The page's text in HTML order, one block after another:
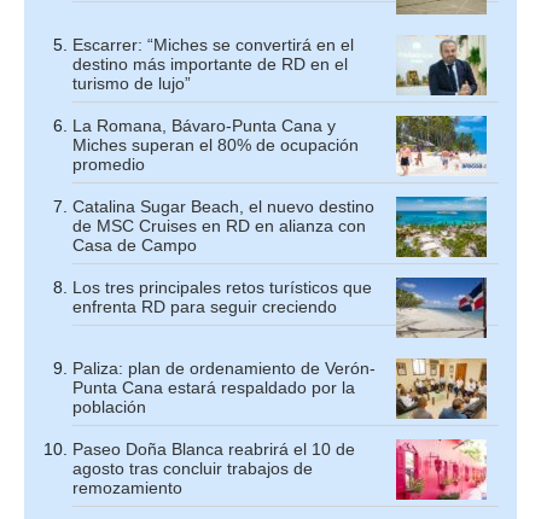
Escarrer: “Miches se convertirá en el
destino más importante de RD en el
turismo de lujo”
La Romana, Bávaro-Punta Cana y
Miches superan el 80% de ocupación
promedio
Catalina Sugar Beach, el nuevo destino
de MSC Cruises en RD en alianza con
Casa de Campo
Los tres principales retos turísticos que
enfrenta RD para seguir creciendo
Paliza: plan de ordenamiento de Verón-
Punta Cana estará respaldado por la
población
Paseo Doña Blanca reabrirá el 10 de
agosto tras concluir trabajos de
remozamiento